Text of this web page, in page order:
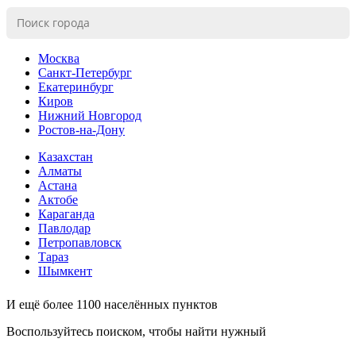
Москва
Санкт-Петербург
Екатеринбург
Киров
Нижний Новгород
Ростов-на-Дону
Казахстан
Алматы
Астана
Актобе
Караганда
Павлодар
Петропавловск
Тараз
Шымкент
И ещё более 1100 населённых пунктов
Воспользуйтесь поиском, чтобы найти нужный